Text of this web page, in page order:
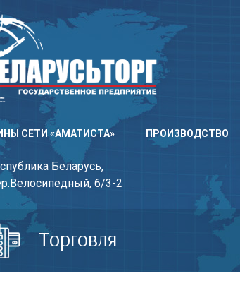
СЕТИ «АМАТИСТА» ПРОИЗВОДСТВО
Беларусь,
6/3-2
Торговля